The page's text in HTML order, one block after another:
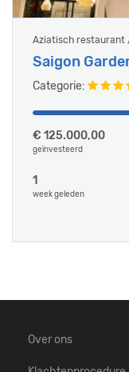
Aziatisch restaurant
Saigon
Categorie:
€ 125.000,00
geïnvesteerd
1
week geleden
Over ons